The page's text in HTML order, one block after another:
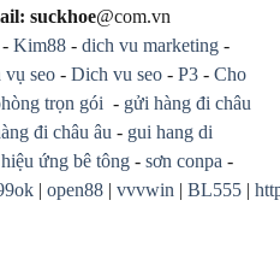
suckhoe@com.vn
- Kim88 - dich vu marketing -
seo - Dich vu seo - P3 - Cho
trọn gói - gửi hàng đi châu
đi châu âu - gui hang di
ứng bê tông - sơn conpa -
| open88 | vvvwin | BL555 |